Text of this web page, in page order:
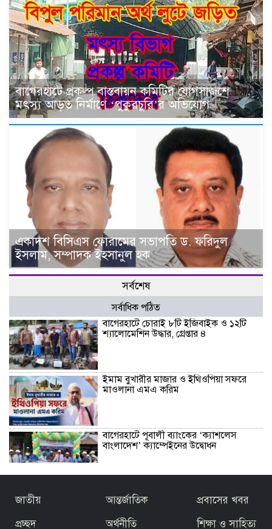
বাগেরহাটে প্রকল্প বাস্তবায়ন কমিটির যোগসাজশে
মৎস্য আড়ত নির্মাণে ‘পুকুরচুরি’র অভিযোগ
একাদশ বিসিএস ফোরামের সভাপতি ড. ফরিদুল
ইসলাম, সম্পাদক ইহসানুল হক
সর্বশেষ
সর্বাধিক পঠিত
বাগেরহাটে চোরাই ৮টি ইজিবাইক ও ১২টি
শ্যালোমেশিন উদ্ধার, গ্রেপ্তার ৪
ইমাম বুখারীর মাজার ও ইথিওপিয়া সফরে
মাওলানা এমএ করিম
বাগেরহাটে পূবালী ব্যাংকের ‘ক্যাশলেস
বাংলাদেশ’ ক্যাম্পেইনের উদ্বোধন
বাজেটকে সময়োপযোগী ও জনকল্যাণমুখী
আখ্যা দিলেন মাওলানা এম.এ. করিম ইবনে
জাতীয়
প্রচ্ছদ
আন্তর্জাতিক
অর্থনীতি
প্রবাসের খবর
শিক্ষা ও সাহিত্য